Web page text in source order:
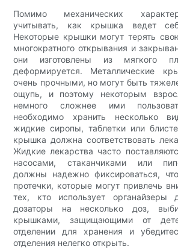
Помимо механических
учитывать, как крышка ведет
Некоторые крышки могут терять
многократного открывания и
они изготовлены из мягкого
деформируется. Металлические
очень прочными, но могут быть
ощупь, и поэтому некоторым
немного сложнее ими
необходимо хранить несколько
жидкие сиропы, таблетки или
крышка должна соответствовать
Жидкие лекарства часто
насосами, стаканчиками или
должны надежно фиксироваться,
протечки, которые могут привлечь
тех, кто использует органайзеры
дозаторы на несколько доз,
крышками, защищающими от
отделении для хранения и
отделения нелегко открыть.